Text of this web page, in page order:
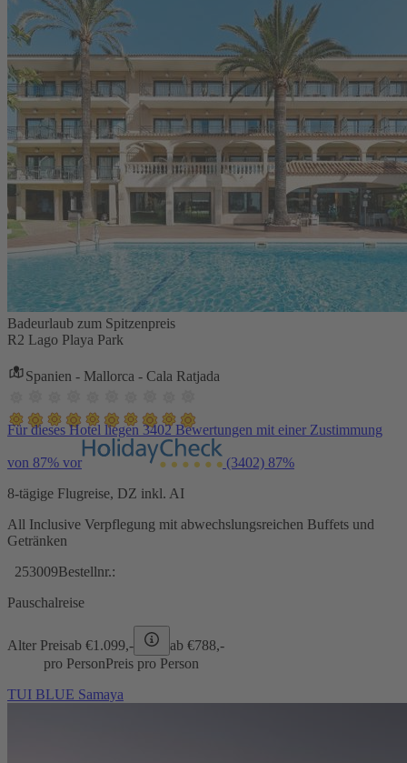
Badeurlaub zum Spitzenpreis
R2 Lago Playa Park
Spanien - Mallorca - Cala Ratjada
Für dieses Hotel liegen 3402 Bewertungen mit einer Zustimmung
von 87% vor (3402) 87%
8-tägige Flugreise, DZ inkl. AI
All Inclusive Verpflegung mit abwechslungsreichen Buffets und
Getränken
253009Bestellnr.:
Pauschalreise
Alter Preisab €1.099,- ab €788,-
pro PersonPreis pro Person
TUI BLUE Samaya